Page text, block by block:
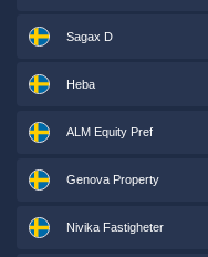
Sagax D
Heba
ALM Equity Pref
Genova Property
Nivika Fastigheter